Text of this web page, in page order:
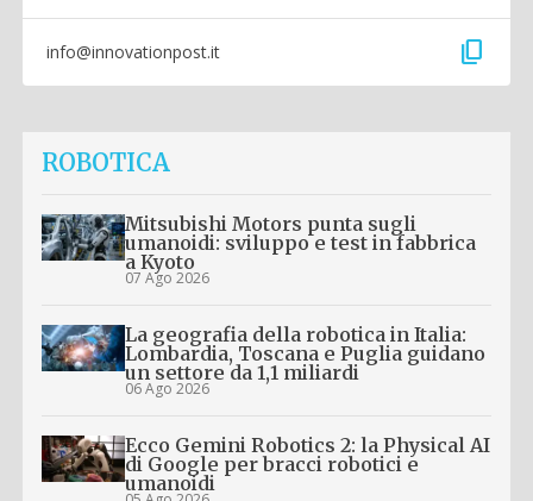
info@innovationpost.it content_copy
ROBOTICA
Mitsubishi Motors punta sugli
umanoidi: sviluppo e test in fabbrica
a Kyoto
07 Ago 2026
La geografia della robotica in Italia:
Lombardia, Toscana e Puglia guidano
un settore da 1,1 miliardi
06 Ago 2026
Ecco Gemini Robotics 2: la Physical AI
di Google per bracci robotici e
umanoidi